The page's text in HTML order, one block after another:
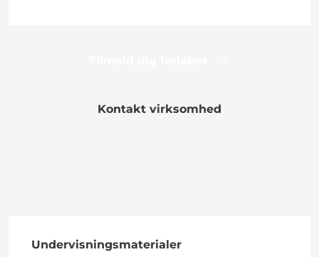
Kontakt virksomhed
Undervisningsmaterialer